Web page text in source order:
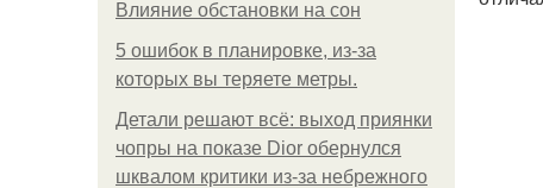
Влияние обстановки на сон
5 ошибок в планировке, из-за
которых вы теряете метры.
Детали решают всё: выход приянки
чопры на показе Dior обернулся
шквалом критики из-за небрежного